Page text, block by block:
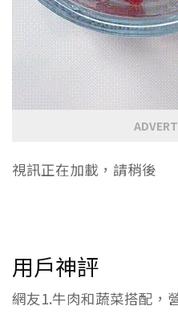
視訊正在加載，請稍後
用戶神評
網友1.牛肉和蔬菜搭配，